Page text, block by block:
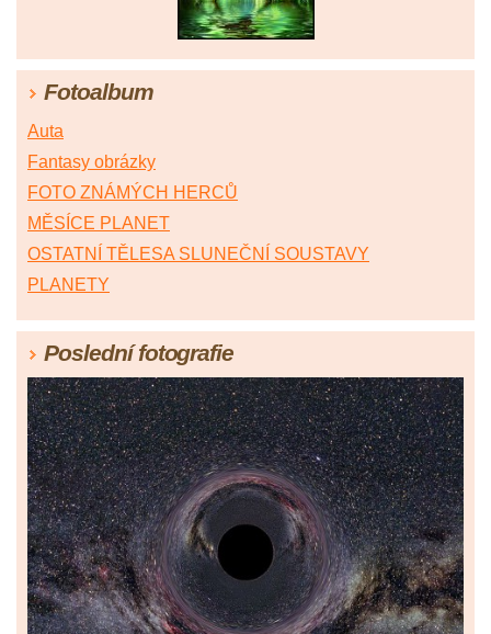
Fotoalbum
Auta
Fantasy obrázky
FOTO ZNÁMÝCH HERCŮ
MĚSÍCE PLANET
OSTATNÍ TĚLESA SLUNEČNÍ SOUSTAVY
PLANETY
Poslední fotografie